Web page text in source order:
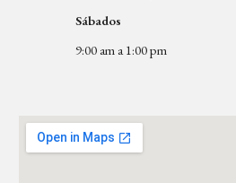
Sábados
9:00 am a 1:00 pm